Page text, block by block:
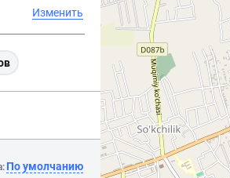
Изменить
По умолчанию